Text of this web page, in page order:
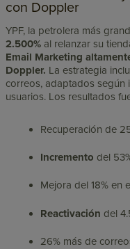
con Doppler
YPF, la petrolera más
2.500% al relanzar su
Email Marketing
Doppler. La estrategia
correos, adaptados según
usuarios. Los resultados
Recuperación de
Incremento del
Mejora del 18% en
Reactivación del
26% más de